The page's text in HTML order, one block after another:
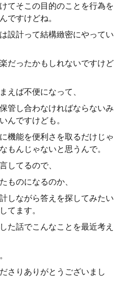
てそこの目的のことを行為を
ですけどね。
設計って結構緻密にやってい
だったかもしれないですけど
えば不便になって、
管し合わなければならないみ
んですけども。
機能を便利さを取るだけじゃ
もんじゃないと思うんで。
してるので、
ものになるのか、
しながら答えを探してみたい
てます。
た話でこんなことを最近考え
さりありがとうございまし